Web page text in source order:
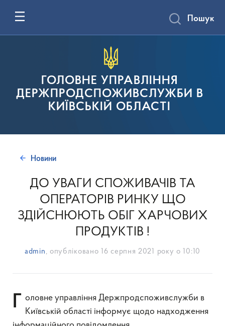
ГОЛОВНЕ УПРАВЛІННЯ
ДЕРЖПРОДСПОЖИВСЛУЖБИ В
КИЇВСЬКІЙ ОБЛАСТІ
Пошук
Новини
ДО УВАГИ СПОЖИВАЧІВ ТА
ОПЕРАТОРІВ РИНКУ ЩО
ЗДІЙСНЮЮТЬ ОБІГ ХАРЧОВИХ
ПРОДУКТІВ !
admin , опубліковано 16 серпня 2021 року о 10:10
Головне управління Держпродспоживслужби в
Київській області інформує щодо надходження